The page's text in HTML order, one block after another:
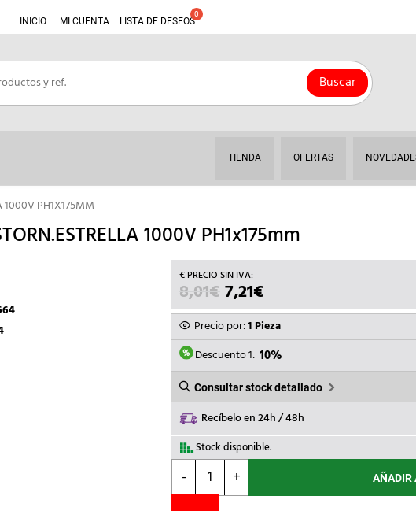
INICIO MI CUENTA LISTA DE DESEOS
Buscar
TIENDA OFERTAS
1000V PH1X175MM
1000V PH1x175mm
8,01€ EL
PRECIO
ORIGINAL
ERA:
8,01€.
7,21€EL
PRECIO
ACTUAL
ES:
7,21€.
Precio por:1 Pieza
Descuento 1: 10%
Consultar stock detallado
Recíbelo en 24h / 48h
Stock disponible.
-
HAUPA
DESTORN.ESTRELLA
+ AÑADIR